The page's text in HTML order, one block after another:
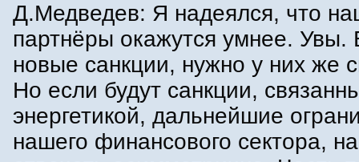
Д.Медведев: Я надеялся, что
партнёры окажутся умнее. Увы.
новые санкции, нужно у них же
Но если будут санкции,
энергетикой, дальнейшие
нашего финансового сектора,